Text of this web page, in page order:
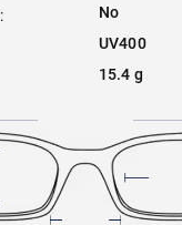
:
No
UV400
15.4 g